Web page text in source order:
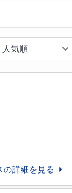
に向けて、妥
嚙かみ合わせ
ます！
クや攻略法で
量」
は一部抜粋
光塩女子学院
／獨協中学校
人気順
の詳細を見る